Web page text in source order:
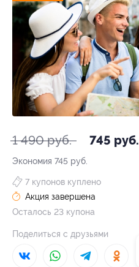
1 490 руб. 745 руб.
Экономия 745 руб.
7 купонов куплено
Акция завершена
Осталось 23 купона
Поделиться с друзьями